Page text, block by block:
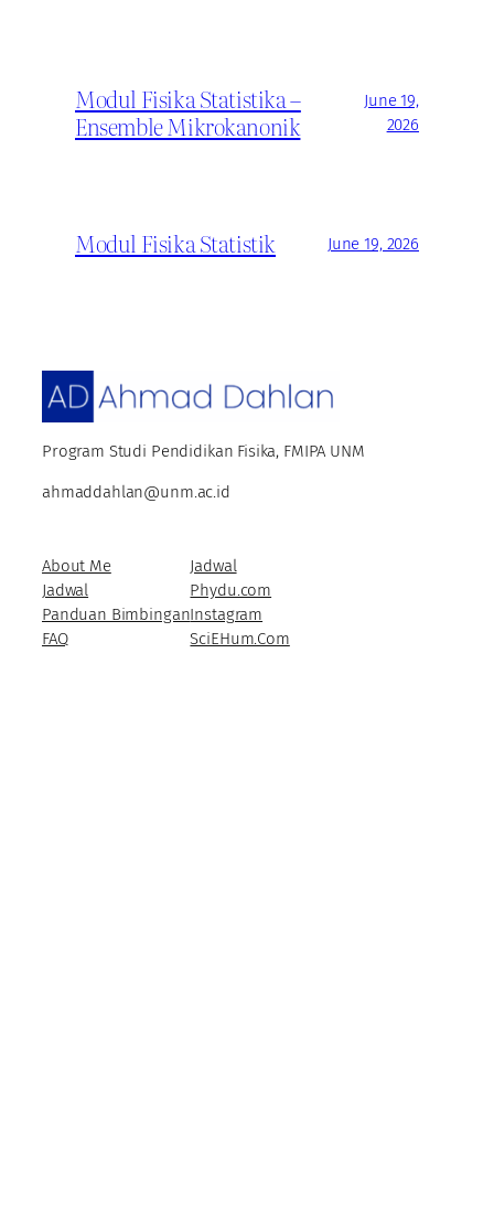
Modul Fisika Statistika –
Ensemble Mikrokanonik
June 19,
2026
Modul Fisika Statistik June 19, 2026
Program Studi Pendidikan Fisika, FMIPA UNM
ahmaddahlan@unm.ac.id
About Me
Jadwal
Panduan Bimbingan
FAQ
Jadwal
Phydu.com
Instagram
SciEHum.Com